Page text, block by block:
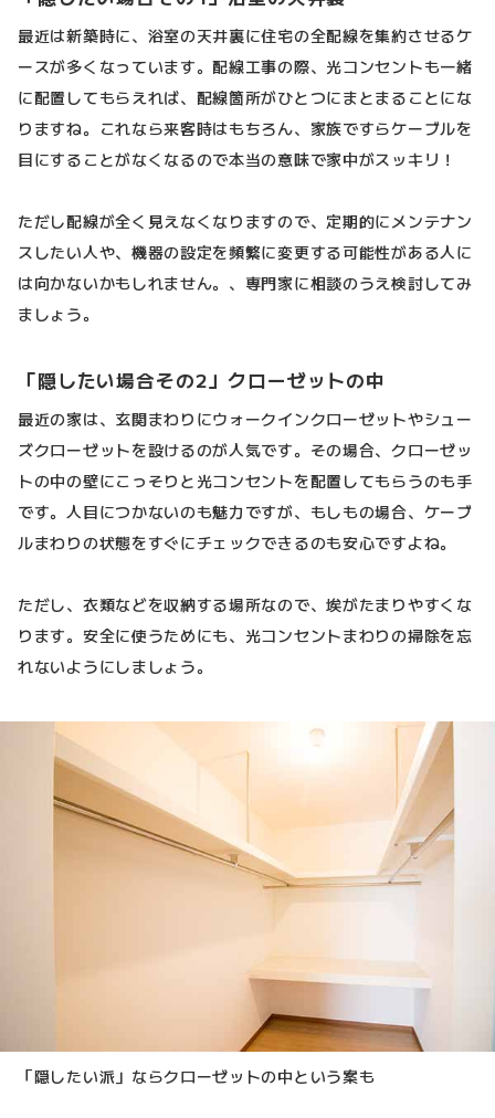
最近は新築時に、浴室の天井裏に住宅の全配線を集約させるケ
ースが多くなっています。配線工事の際、光コンセントも一緒
に配置してもらえれば、配線箇所がひとつにまとまることにな
りますね。これなら来客時はもちろん、家族ですらケーブルを
目にすることがなくなるので本当の意味で家中がスッキリ！
ただし配線が全く見えなくなりますので、定期的にメンテナン
スしたい人や、機器の設定を頻繁に変更する可能性がある人に
は向かないかもしれません。、専門家に相談のうえ検討してみ
ましょう。
「隠したい場合その2」クローゼットの中
最近の家は、玄関まわりにウォークインクローゼットやシュー
ズクローゼットを設けるのが人気です。その場合、クローゼッ
トの中の壁にこっそりと光コンセントを配置してもらうのも手
です。人目につかないのも魅力ですが、もしもの場合、ケーブ
ルまわりの状態をすぐにチェックできるのも安心ですよね。
ただし、衣類などを収納する場所なので、埃がたまりやすくな
ります。安全に使うためにも、光コンセントまわりの掃除を忘
れないようにしましょう。
「隠したい派」ならクローゼットの中という案も